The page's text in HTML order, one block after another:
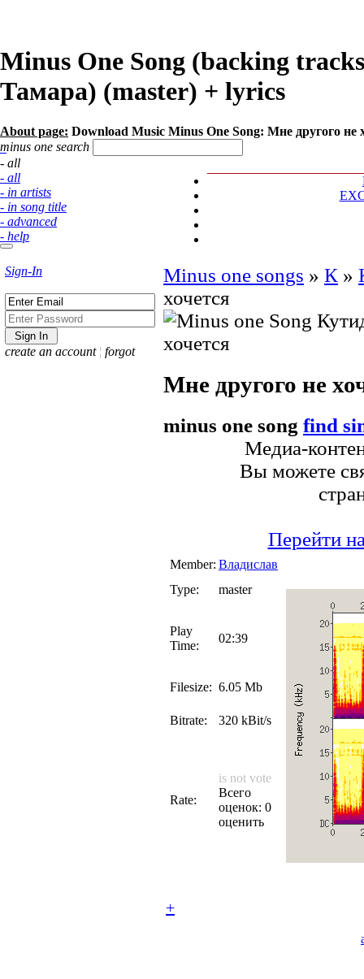
Minus One Song (backing
Тамара) (master) + lyrics
About page: Download Music Minus One Song: Мне другого не
minus one search
- all
- all
- in artists
- in song title
- advanced
- help
Sign-In
create an account ¦ forgot
Minus one songs » К »
хочется
Мне другого не
minus one song find
Медиа-
Вы можете
Перейти
Member: Владислав
Type:
master
Play
Time:
02:39
Filesize: 6.05 Mb
Bitrate: 320 kBit/s
Rate:
is not vote
Всего
оценок: 0
оценить
+